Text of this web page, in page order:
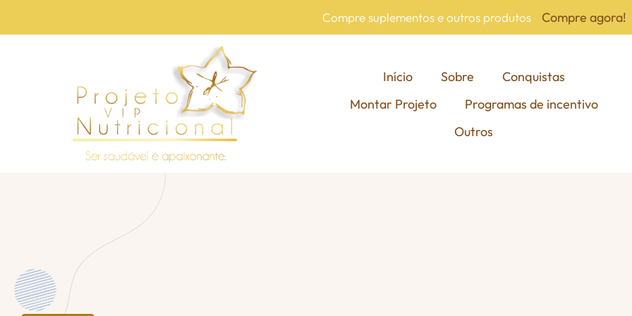
Compre suplementos e outros produtos Compre agora!
Início Sobre
Conquistas
Montar Projeto
Programas de incentivo
Outros